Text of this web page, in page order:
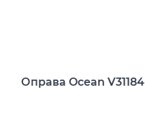
Оправа Ocean V31184